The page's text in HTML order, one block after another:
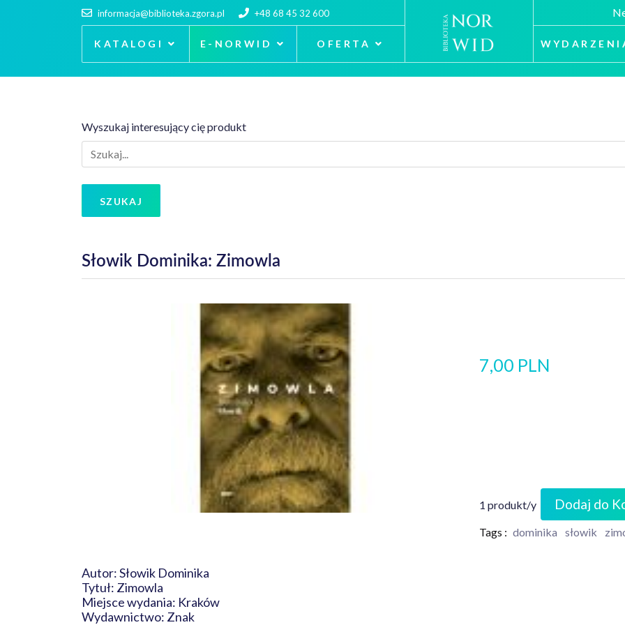
informacja@biblioteka.zgora.pl +48 68 45 32 600
KATALOGI E-NORWID OFERTA
Wyszukaj interesujący cię produkt
SZUKAJ
Słowik Dominika: Zimowla
7,00 PLN
1 produkt/y Dodaj do
Tags : dominika słowik
Autor: Słowik Dominika
Tytuł: Zimowla
Miejsce wydania: Kraków
Wydawnictwo: Znak